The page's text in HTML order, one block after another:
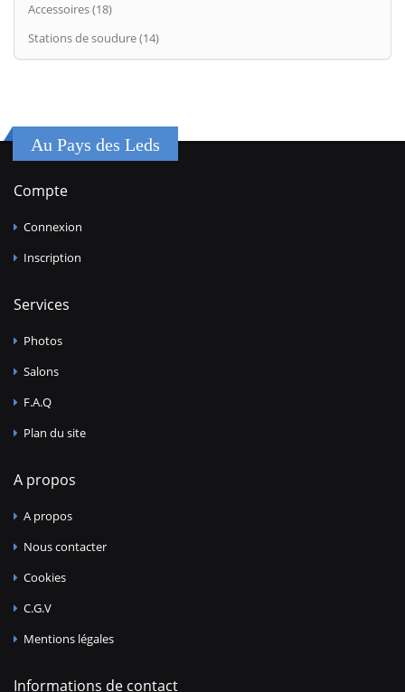
Accessoires (18)
Stations de soudure (14)
Au Pays des Leds
Compte
Connexion
Inscription
Services
Photos
Salons
F.A.Q
Plan du site
A propos
A propos
Nous contacter
Cookies
C.G.V
Mentions légales
Informations de contact